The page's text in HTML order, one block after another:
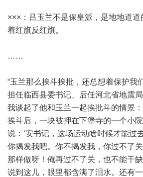
×××：吕玉兰不是保皇派，是地地道
着红旗反红旗。
……
“玉兰那么挨斗挨批，还总想着保护我
担任临西县委书记、后任河北省地震
我谈起了他和玉兰一起挨批斗的情景
挨斗后，一块被押在下堡寺的一个小
说：‘安书记，这场运动啥时候才能过
你揭发我吧。你不揭发我，你过不了关
那样做呀！俺再过不了关，也不能干
说到这儿，眼里都含满了泪水。还有